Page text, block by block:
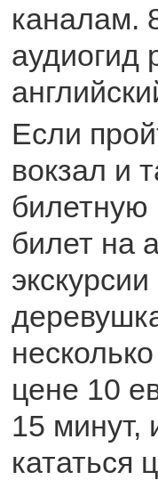
каналам.
аудиогид
Если
вокзал и
билетную
билет на
цене 10
15 минут,
кататься